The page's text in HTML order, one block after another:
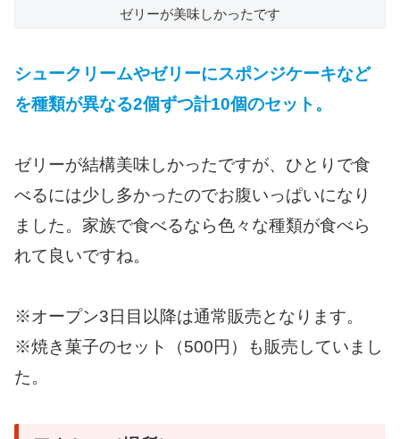
ゼリーが美味しかったです
シュークリームやゼリーにスポンジケーキなど
を種類が異なる2個ずつ計10個のセット。
ゼリーが結構美味しかったですが、ひとりで食
べるには少し多かったのでお腹いっぱいになり
ました。家族で食べるなら色々な種類が食べら
れて良いですね。
※オープン3日目以降は通常販売となります。
※焼き菓子のセット（500円）も販売していまし
た。